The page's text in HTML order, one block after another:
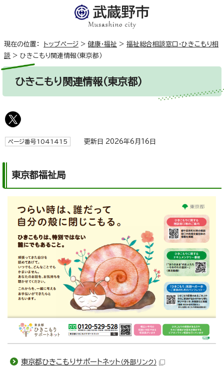
現在の位置： トップページ > 健康・福祉 > 福祉総合相談窓口・ひきこもり相
談 > ひきこもり関連情報（東京都）
ひきこもり関連情報（東京都）
ページ番号1041415 更新日 2026年6月16日
東京都福祉局
東京都ひきこもりサポートネット （外部リンク）